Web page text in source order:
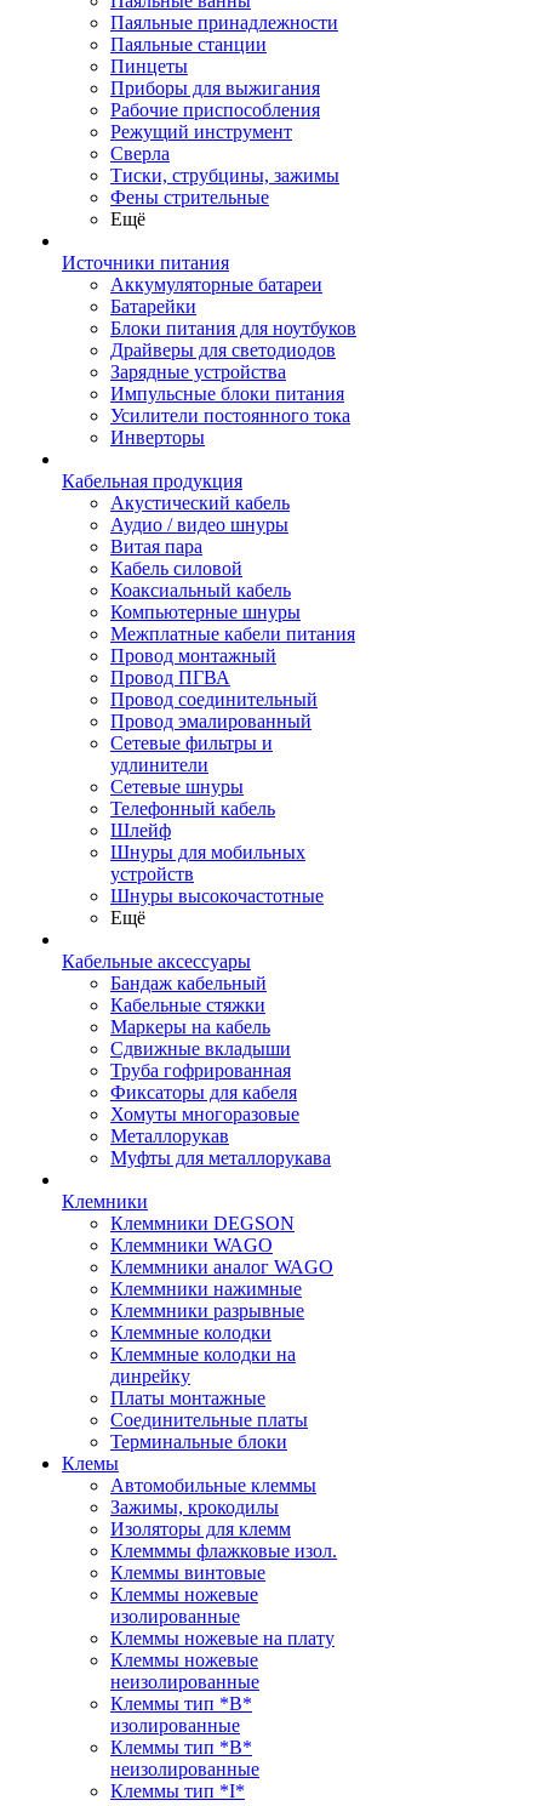
Паяльные принадлежности
Паяльные станции
Пинцеты
Приборы для выжигания
Рабочие приспособления
Режущий инструмент
Сверла
Тиски, струбцины, зажимы
Фены стрительные
Ещё
Источники питания
Аккумуляторные батареи
Батарейки
Блоки питания для ноутбуков
Драйверы для светодиодов
Зарядные устройства
Импульсные блоки питания
Усилители постоянного тока
Инверторы
Кабельная продукция
Акустический кабель
Аудио / видео шнуры
Витая пара
Кабель силовой
Коаксиальный кабель
Компьютерные шнуры
Межплатные кабели питания
Провод монтажный
Провод ПГВА
Провод соединительный
Провод эмалированный
Сетевые фильтры и
удлинители
Сетевые шнуры
Телефонный кабель
Шлейф
Шнуры для мобильных
устройств
Шнуры высокочастотные
Ещё
Кабельные аксессуары
Бандаж кабельный
Кабельные стяжки
Маркеры на кабель
Сдвижные вкладыши
Труба гофрированная
Фиксаторы для кабеля
Хомуты многоразовые
Металлорукав
Муфты для металлорукава
Клемники
Клеммники DEGSON
Клеммники WAGO
Клеммники аналог WAGO
Клеммники нажимные
Клеммники разрывные
Клеммные колодки
Клеммные колодки на
динрейку
Платы монтажные
Соединительные платы
Терминальные блоки
Клемы
Автомобильные клеммы
Зажимы, крокодилы
Изоляторы для клемм
Клемммы флажковые изол.
Клеммы винтовые
Клеммы ножевые
изолированные
Клеммы ножевые на плату
Клеммы ножевые
неизолированные
Клеммы тип *B*
изолированные
Клеммы тип *B*
неизолированные
Клеммы тип *I*